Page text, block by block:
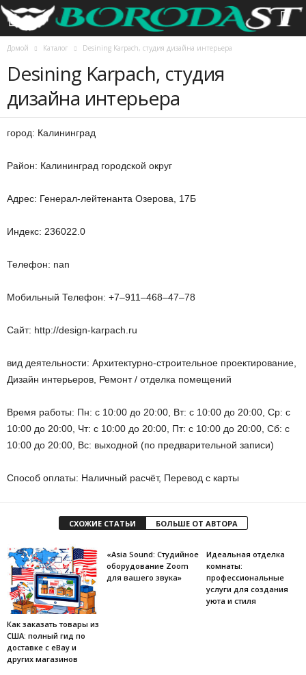
Домой Каталог Desining Karpach, студия дизайна интерьера
Desining Karpach, студия
дизайна интерьера
город: Калининград
Район: Калининград городской округ
Адрес: Генерал-лейтенанта Озерова, 17Б
Индекс: 236022.0
Телефон: nan
Мобильный Телефон: +7‒911‒468‒47‒78
Сайт: http://design-karpach.ru
вид деятельности: Архитектурно-строительное проектирование,
Дизайн интерьеров, Ремонт / отделка помещений
Время работы: Пн: с 10:00 до 20:00, Вт: с 10:00 до 20:00, Ср: с
10:00 до 20:00, Чт: с 10:00 до 20:00, Пт: с 10:00 до 20:00, Сб: с
10:00 до 20:00, Вс: выходной (по предварительной записи)
Способ оплаты: Наличный расчёт, Перевод с карты
СХОЖИЕ СТАТЬИ БОЛЬШЕ ОТ АВТОРА
Как заказать товары из
США: полный гид по
доставке с eBay и
других магазинов
«Asia Sound: Студийное
оборудование Zoom
для вашего звука»
Идеальная отделка
комнаты:
профессиональные
услуги для создания
уюта и стиля